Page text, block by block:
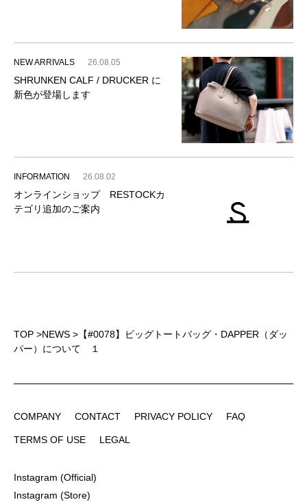
NEW ARRIVALS 26.08.05
SHRUNKEN CALF / DRUCKER に
新色が登場します
INFORMATION 26.08.02
オンラインショップ RESTOCKカ
テゴリ追加のご案内
TOP >NEWS > 【#0078】ビッグトートバッグ・DAPPER（ダッ
パー）について １
COMPANY
CONTACT
PRIVACY POLICY
FAQ
TERMS OF USE
LEGAL
Instagram (Official)
Instagram (Store)